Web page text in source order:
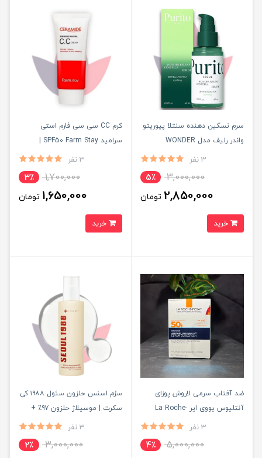
سرم تسکین دهنده سنتلا پیوریتو
واندر رلیف مدل WONDER
3 نفر
3,000,000 5٪
2,850,000 تومان
کرم CC سی سی فارم استی
سرامید SPF50 Farm Stay |
پوشش ملایم، ضد چروک و
3 نفر
1,700,000 3٪
1,650,000 تومان
ضد آفتاب سرمی لاروش پوزای
آنتلیوس یووی ایر La Roche-
Posay SPF50+ | بدون سفیدک و3 نفر
5,000,000 4٪
سرُم اسنس حلزون سئول ۱۹۸۸ کی
سکرت | موسیلاژ حلزون ۹۷٪ +
عصاره برنج برای ترمیم و آبرسانی
3 نفر
3,000,000 2٪